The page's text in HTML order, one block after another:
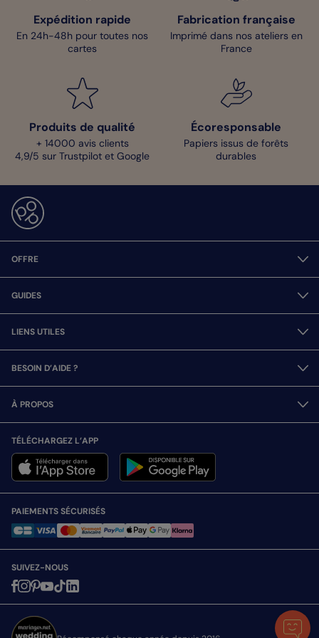
Expédition rapide
En 24h-48h pour toutes nos
cartes
Fabrication française
Imprimé dans nos ateliers en
France
Produits de qualité
+ 14000 avis clients
4,9/5 sur Trustpilot et Google
Écoresponsable
Papiers issus de forêts
durables
OFFRE
GUIDES
LIENS UTILES
BESOIN D’AIDE ?
À PROPOS
TÉLÉCHARGEZ L’APP
PAIEMENTS SÉCURISÉS
SUIVEZ-NOUS